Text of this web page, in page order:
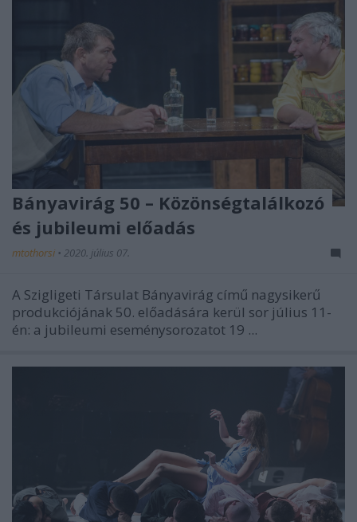
Bányavirág 50 – Közönségtalálkozó
és jubileumi előadás
mtothorsi • 2020. július 07.
A Szigligeti Társulat Bányavirág című nagysikerű
produkciójának 50. előadására kerül sor július 11-
én: a jubileumi eseménysorozatot 19 ...